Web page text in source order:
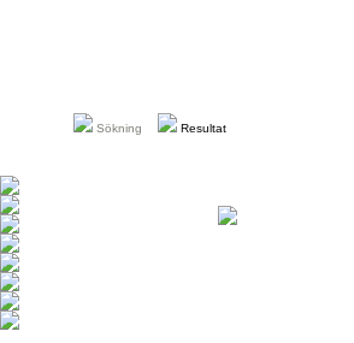
Sökning Resultat